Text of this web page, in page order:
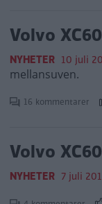
Volvo
NYHETER 10 juli
mellansuven.
16 kommentarer
Volvo
NYHETER 7 juli